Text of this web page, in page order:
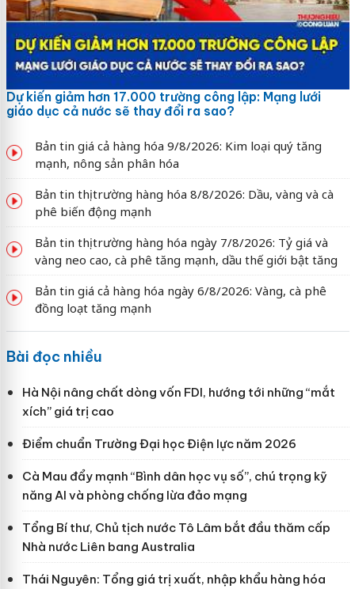
Dự kiến giảm hơn 17.000 trường công lập: Mạng lưới
giáo dục cả nước sẽ thay đổi ra sao?
Bản tin giá cả hàng hóa 9/8/2026: Kim loại quý tăng
mạnh, nông sản phân hóa
Bản tin thị trường hàng hóa 8/8/2026: Dầu, vàng và cà
phê biến động mạnh
Bản tin thị trường hàng hóa ngày 7/8/2026: Tỷ giá và
vàng neo cao, cà phê tăng mạnh, dầu thế giới bật tăng
Bản tin giá cả hàng hóa ngày 6/8/2026: Vàng, cà phê
đồng loạt tăng mạnh
Bài đọc nhiều
Hà Nội nâng chất dòng vốn FDI, hướng tới những “mắt
xích” giá trị cao
Điểm chuẩn Trường Đại học Điện lực năm 2026
Cà Mau đẩy mạnh “Bình dân học vụ số”, chú trọng kỹ
năng AI và phòng chống lừa đảo mạng
Tổng Bí thư, Chủ tịch nước Tô Lâm bắt đầu thăm cấp
Nhà nước Liên bang Australia
Thái Nguyên: Tổng giá trị xuất, nhập khẩu hàng hóa